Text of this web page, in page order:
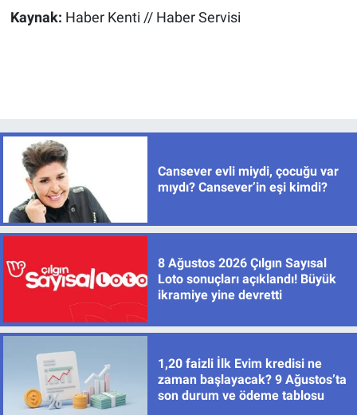
Kaynak: Haber Kenti // Haber Servisi
Cansever evli miydi, çocuğu var
mıydı? Cansever’in eşi kimdi?
8 Ağustos 2026 Çılgın Sayısal
Loto sonuçları açıklandı! Büyük
ikramiye yine devretti
1,20 faizli İlk Evim kredisi ne
zaman başlayacak? 9 Ağustos’ta
son durum ve ödeme tablosu